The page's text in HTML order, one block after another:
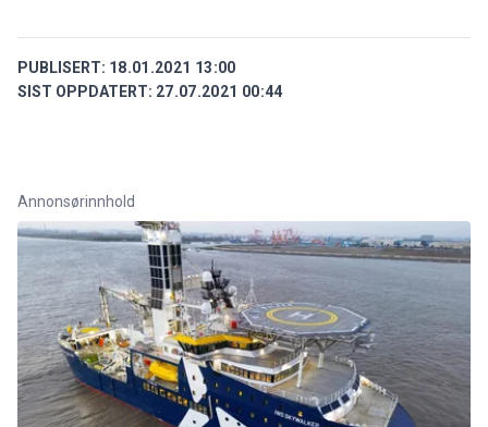
PUBLISERT: 18.01.2021 13:00
SIST OPPDATERT: 27.07.2021 00:44
Annonsørinnhold